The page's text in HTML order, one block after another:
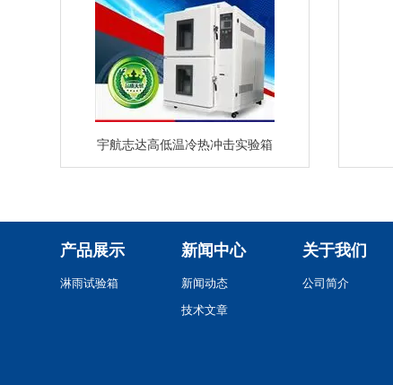
宇航志达高低温冷热冲击实验箱
产品展示
淋雨试验箱
新闻中心
新闻动态
技术文章
关于我们
公司简介